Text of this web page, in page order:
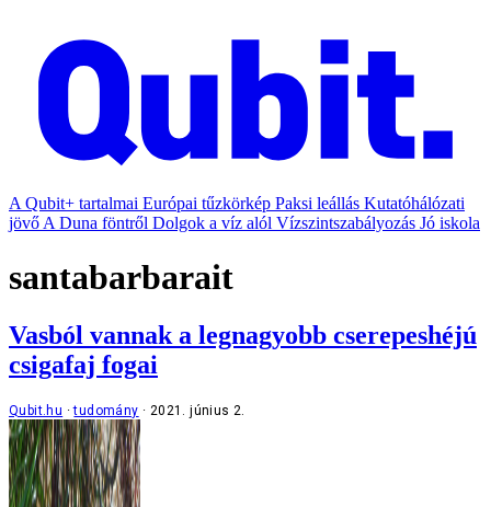
A Qubit+ tartalmai Európai tűzkörkép Paksi leállás Kutatóhálózati
jövő A Duna föntről Dolgok a víz alól Vízszintszabályozás Jó iskola
santabarbarait
Vasból vannak a legnagyobb cserepeshéjú
csigafaj fogai
Qubit.hu tudomány 2021. június 2.